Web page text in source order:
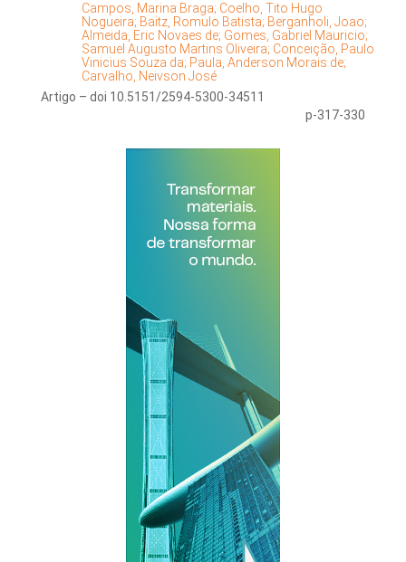
Campos, Marina Braga; Coelho, Tito Hugo
Nogueira; Baitz, Romulo Batista; Berganholi, Joao;
Almeida, Eric Novaes de; Gomes, Gabriel Mauricio;
Samuel Augusto Martins Oliveira; Conceição, Paulo
Vinicius Souza da; Paula, Anderson Morais de;
Carvalho, Neivson José
Artigo – doi 10.5151/2594-5300-34511
p-317-330